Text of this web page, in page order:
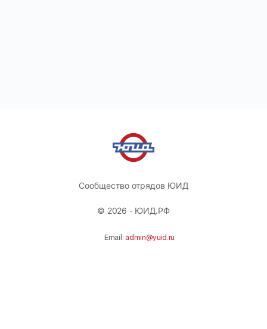
Сообщество отрядов ЮИД
© 2026 - ЮИД.РФ
Email: admin@yuid.ru